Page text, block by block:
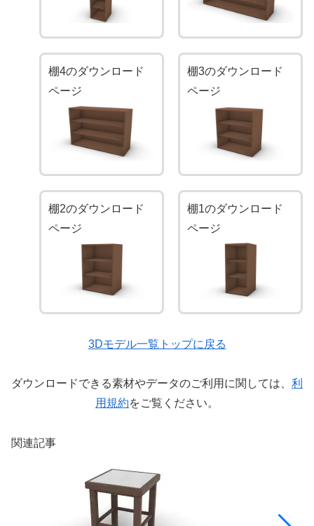
棚4のダウンロード
ページ
棚3のダウンロード
ページ
棚2のダウンロード
ページ
棚1のダウンロード
ページ
3Dモデル一覧トップに戻る
ダウンロードできる素材やデータのご利用に関しては、 利
用規約をご覧ください。
関連記事